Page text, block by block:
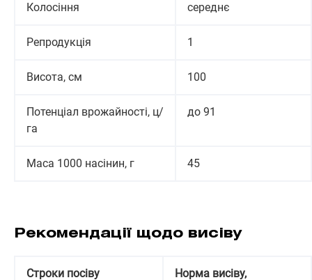
Колосіння середнє
Репродукція 1
Висота, см 100
Потенціал врожайності, ц/
га
до 91
Маса 1000 насінин, г 45
Рекомендації щодо висіву
Строки посіву Норма висіву,